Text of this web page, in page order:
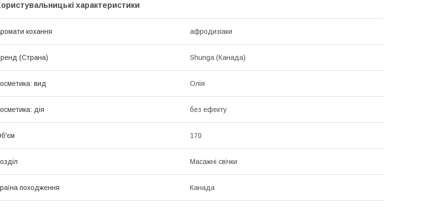
характеристики
кохання афродизіаки
(Страна) Shunga (Канада)
вид Олія
дія без ефекту
170
Масажні свічки
походження Канада